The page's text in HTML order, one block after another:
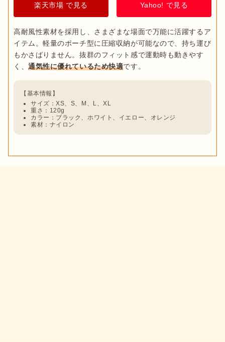
楽天市場 で見る Yahoo! で見る
高耐風性素材を採用し、さまざまな場面で万能に活躍するア
イテム。軽量のポーチ型に圧縮収納が可能なので、持ち運び
もかさばりません。抜群のフィット感で運動時も動きやす
く、通気性に優れているため快適
サイズ：XS、S、M、L、XL
重さ：120g
カラー：ブラック、ホワイト、イエロー、オレンジ
素材：ナイロン